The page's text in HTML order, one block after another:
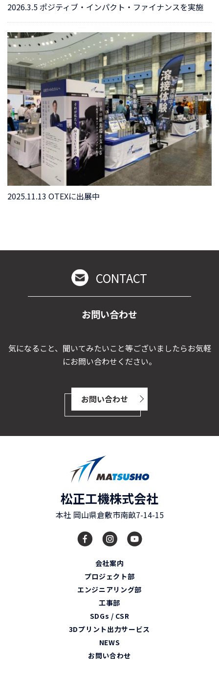
2026.3.5 ポジティブ・インパクト・ファイナンスを実施
2025.11.13 OTEXに出展中
CONTACT
お問い合わせ
気になること、聞いてみたいこと等ございましたらお気軽
にお問い合わせください。
お問い合わせ
松正工機株式会社
本社 岡山県倉敷市南畝7-14-15
会社案内
プロジェクト部
エンジニアリング部
工事部
SDGs / CSR
3Dプリント出力サービス
NEWS
お問い合わせ